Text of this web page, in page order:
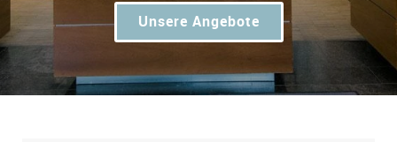
Unsere Angebote